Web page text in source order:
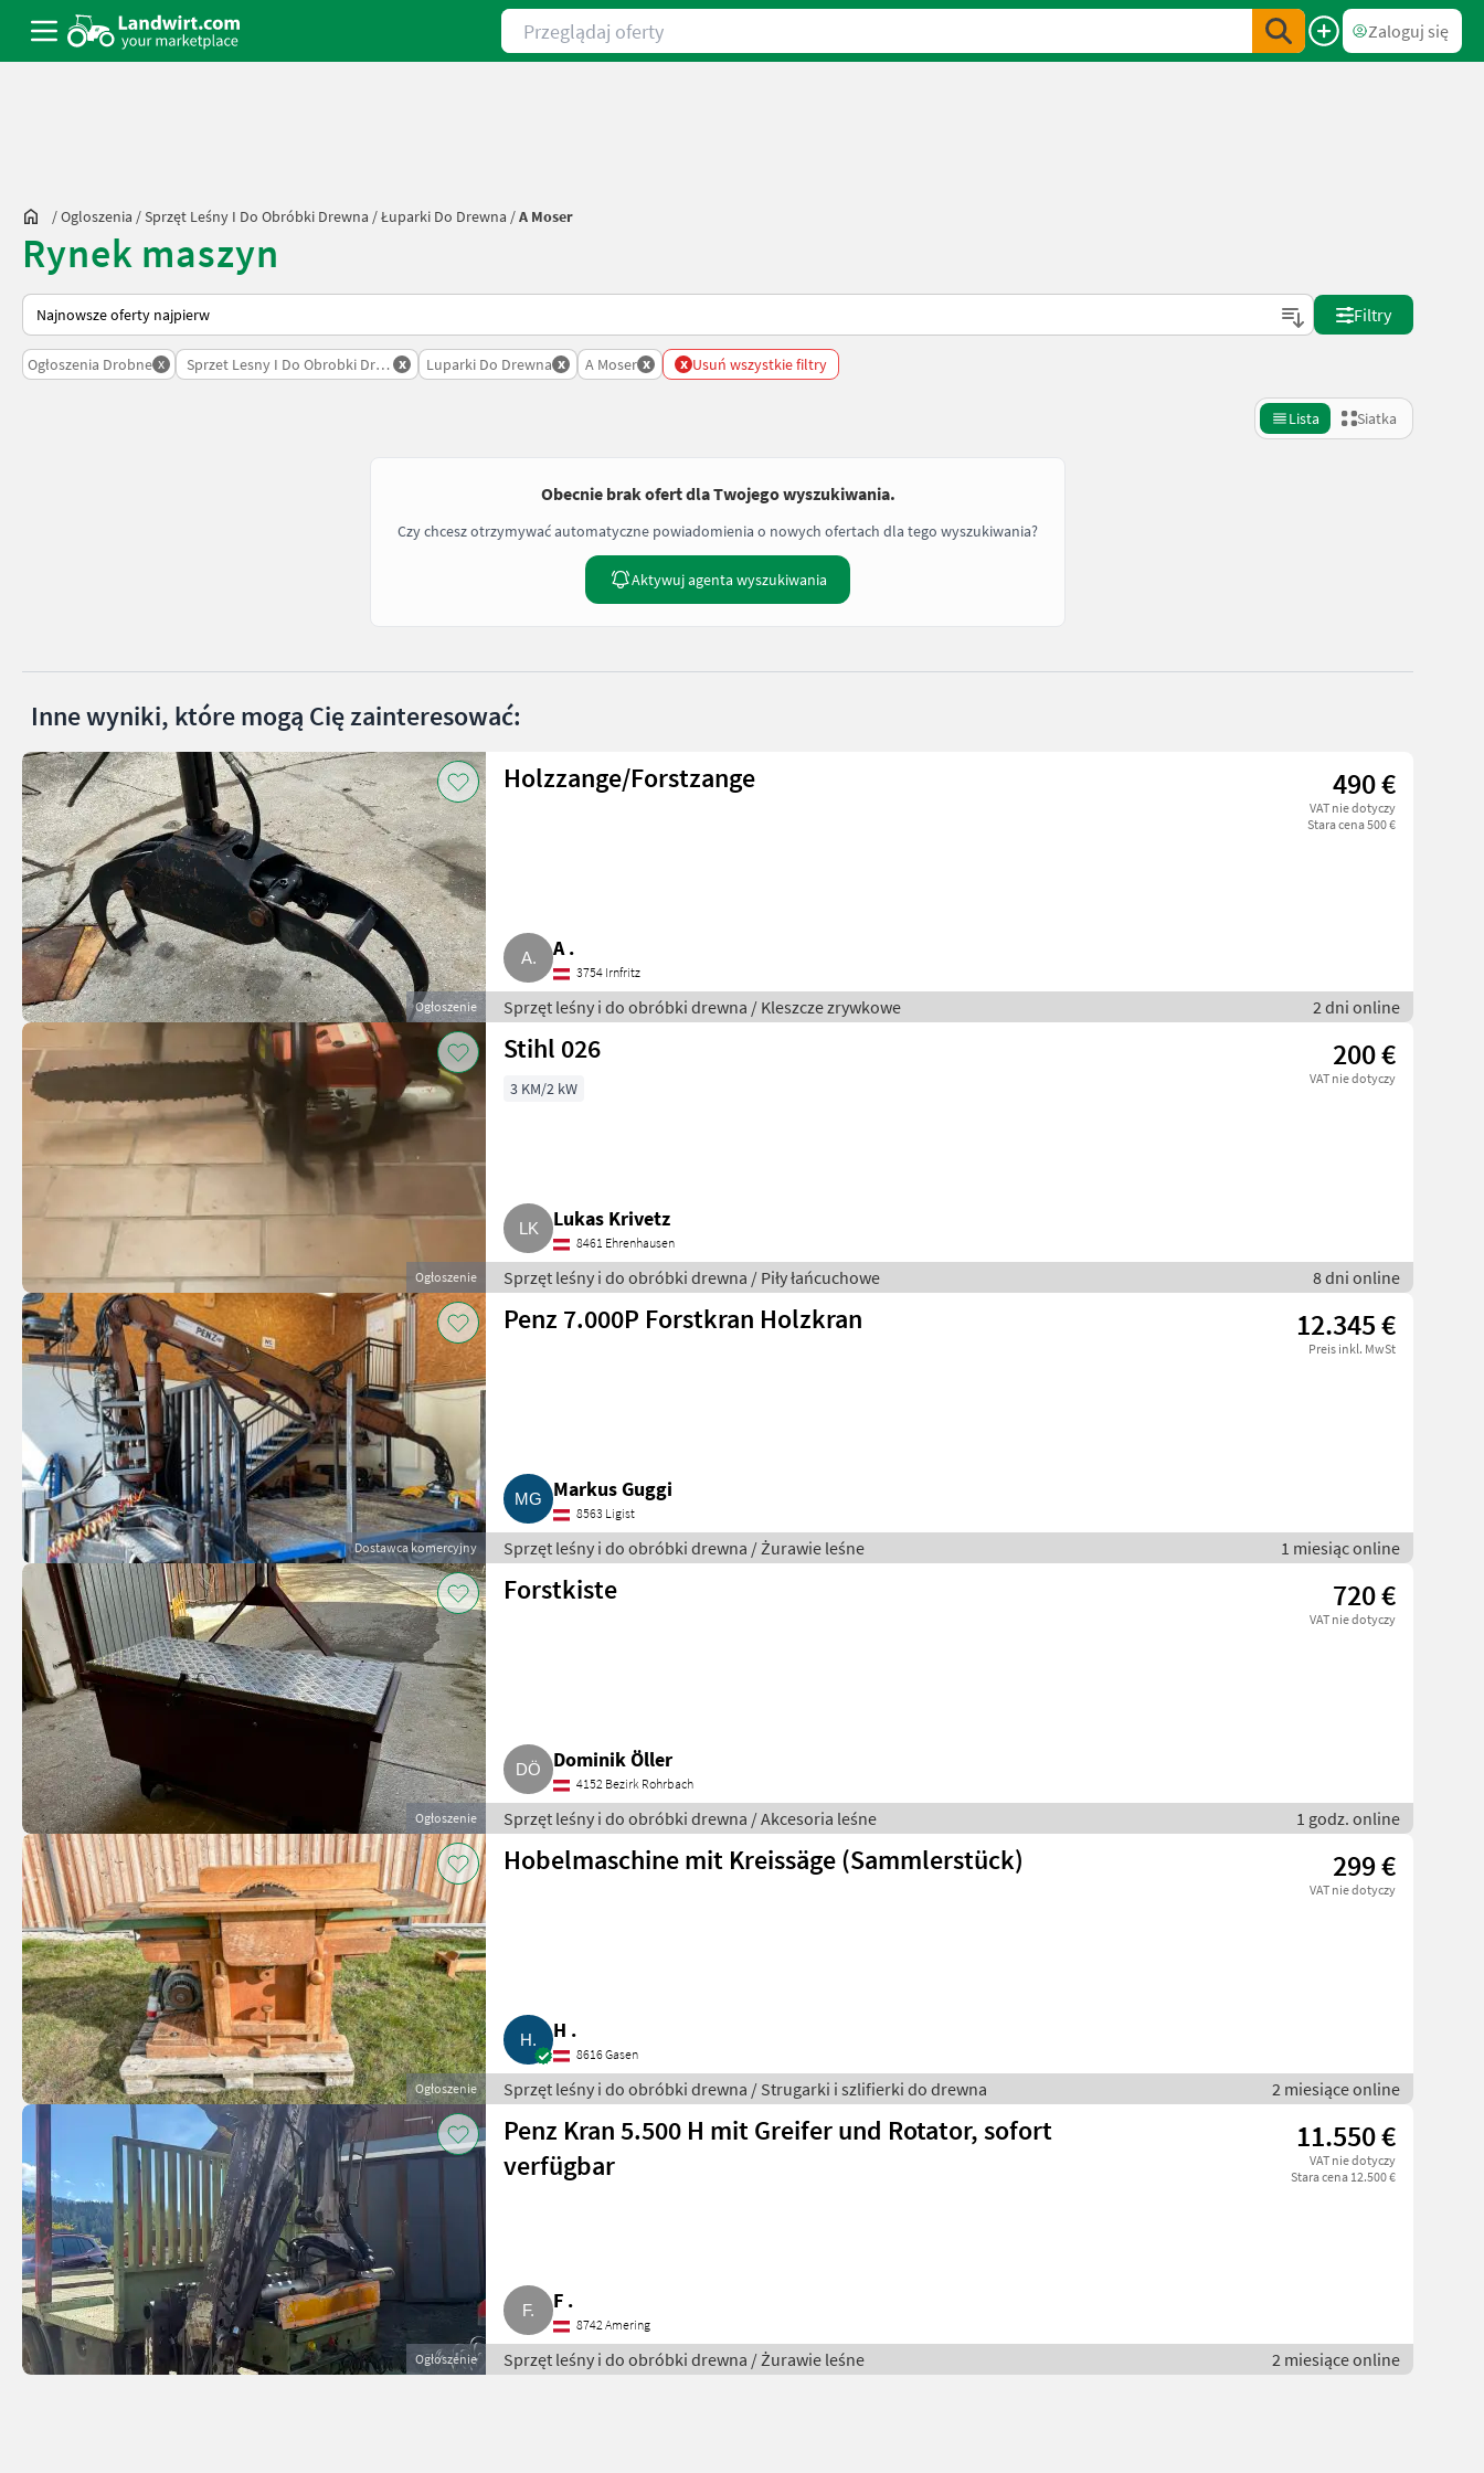
Przeglądaj oferty
Zaloguj się
/Ogloszenia /Sprzęt Leśny I Do Obróbki Drewna /Łuparki Do Drewna /A Moser
Rynek maszyn
Tak sortuje się na Landwirt.com
Filtry
Ogłoszenia Drobne x Sprzet Lesny I Do Obrobki Drewna
x Luparki Do Drewna x A Moser x x Usuń wszystkie filtry
Lista Siatka
Obecnie brak ofert dla Twojego wyszukiwania.
Czy chcesz otrzymywać automatyczne powiadomienia o nowych ofertach dla tego wyszukiwania?
Aktywuj agenta wyszukiwania
Inne wyniki, które mogą Cię zainteresować:
Ogłoszenie
Holzzange/Forstzange 490 €
VAT nie dotyczy
Stara cena 500 €
A .
3754 Irnfritz
Sprzęt leśny i do obróbki drewna / Kleszcze zrywkowe 2 dni online
Ogłoszenie
Stihl 026 200 €
VAT nie dotyczy
3 KM/2 kW
Lukas Krivetz
8461 Ehrenhausen
Sprzęt leśny i do obróbki drewna / Piły łańcuchowe 8 dni online
Dostawca komercyjny
Penz 7.000P Forstkran Holzkran 12.345 €
Preis inkl. MwSt
Markus Guggi
8563 Ligist
Sprzęt leśny i do obróbki drewna / Żurawie leśne 1 miesiąc online
Ogłoszenie
Forstkiste 720 €
VAT nie dotyczy
Dominik Öller
4152 Bezirk Rohrbach
Sprzęt leśny i do obróbki drewna / Akcesoria leśne 1 godz. online
Ogłoszenie
Hobelmaschine mit Kreissäge (Sammlerstück) 299 €
VAT nie dotyczy
H .
8616 Gasen
Sprzęt leśny i do obróbki drewna / Strugarki i szlifierki do drewna 2 miesiące online
Ogłoszenie
Penz Kran 5.500 H mit Greifer und Rotator, sofort
verfügbar
11.550 €
VAT nie dotyczy
Stara cena 12.500 €
F .
8742 Amering
Sprzęt leśny i do obróbki drewna / Żurawie leśne 2 miesiące online